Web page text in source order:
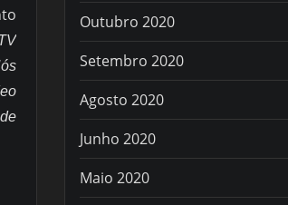
Outubro 2020
Setembro 2020
Agosto 2020
Junho 2020
Maio 2020